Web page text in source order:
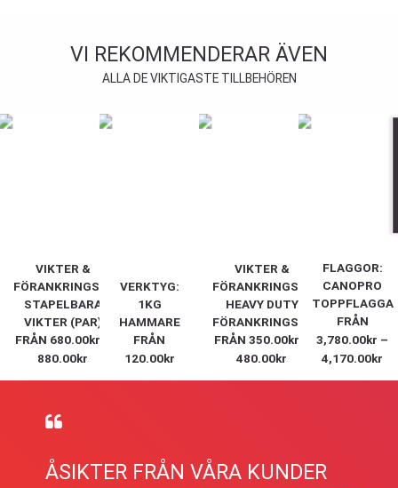
VI REKOMMENDERAR ÄVEN
ALLA DE VIKTIGASTE TILLBEHÖREN
VIKTER &
FÖRANKRINGSKIT:
STAPELBARA
VIKTER (PAR)
FRÅN 680.00kr
880.00kr
VERKTYG:
1KG
HAMMARE
FRÅN
120.00kr
VIKTER &
FÖRANKRINGSKIT:
HEAVY DUTY
FÖRANKRINGSKIT
FRÅN 350.00kr
480.00kr
FLAGGOR:
CANOPRO
TOPPFLAGGA
FRÅN
3,780.00kr –
4,170.00kr
ÅSIKTER FRÅN VÅRA KUNDER